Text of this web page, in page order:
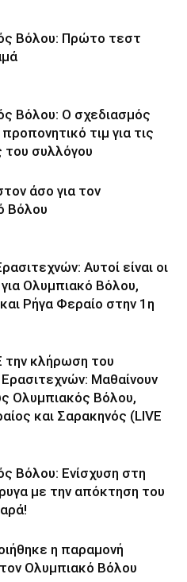
Βόλου: Πρώτο τεστ
Βόλου: Ο σχεδιασμός
τιμ για τις
του συλλόγου
άσο για τον
Βόλου
Αυτοί είναι οι
για Ολυμπιακό Βόλου,
Ρήγα Φεραίο στην 1η
την κλήρωση του
Μαθαίνουν
Ολυμπιακός Βόλου,
και Σαρακηνός (LIVE
Βόλου: Ενίσχυση στη
με την απόκτηση του
η παραμονή
Ολυμπιακό Βόλου